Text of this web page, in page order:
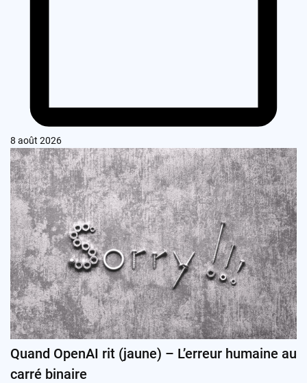
8 août 2026
Quand OpenAI rit (jaune) – L’erreur humaine au
carré binaire